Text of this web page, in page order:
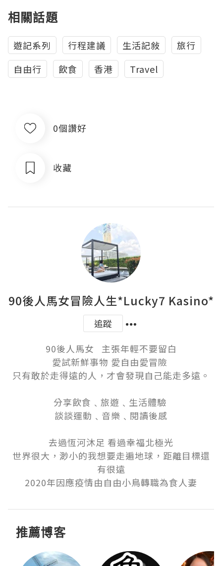
相關話題
遊記系列 行程建議 生活記敍
旅行
自由行
飲食 香港 Travel
0個讚好
收藏
90後人馬女冒險人生*Lucky7 Kasino*
追蹤
90後人馬女   主張年輕不要留白
愛試新鮮事物 愛自由愛冒險
只有敢於走得遠的人，才會發現自己能走多遠。
分享飲食﹑旅遊﹑生活體驗
談談運動﹑音樂﹑閱讀後感
去過恆河沐足 看過幸福北極光
世界很大，渺小的我想要走遍地球，距離目標還
有很遠
2020年因應疫情由自由小鳥轉職為食人妻
推薦博客